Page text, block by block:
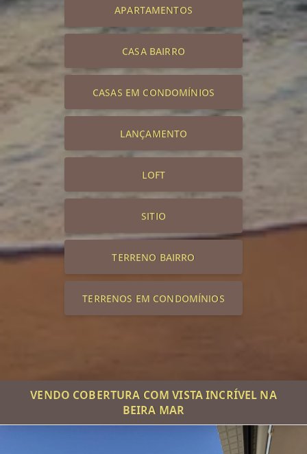
APARTAMENTOS
CASA BAIRRO
CASAS EM CONDOMÍNIOS
LANÇAMENTO
LOFT
SITIO
TERRENO BAIRRO
TERRENOS EM CONDOMÍNIOS
VENDO COBERTURA COM VISTA INCRÍVEL NA
BEIRA MAR